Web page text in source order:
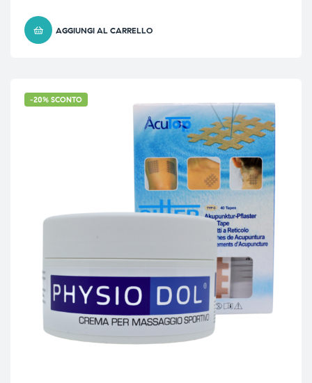
AGGIUNGI AL CARRELLO
-20% SCONTO